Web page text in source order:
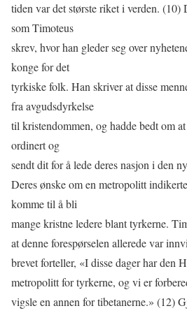
tiden var det største riket i verden. (10)
som Timoteus
skrev, hvor han gleder seg over
konge for det
tyrkiske folk. Han skriver at disse
fra avgudsdyrkelse
til kristendommen, og hadde bedt om
ordinert og
sendt dit for å lede deres nasjon i den
Deres ønske om en metropolitt
komme til å bli
mange kristne ledere blant tyrkerne.
at denne forespørselen allerede var
brevet forteller, «I disse dager har den
metropolitt for tyrkerne, og vi er
vigsle en annen for tibetanerne.» (12)